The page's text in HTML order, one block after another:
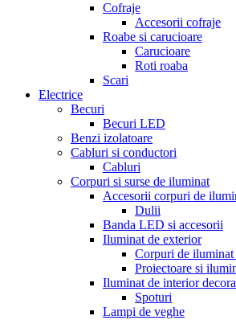
Cofraje
Accesorii cofraje
Roabe si carucioare
Carucioare
Roti roaba
Scari
Electrice
Becuri
Becuri LED
Benzi izolatoare
Cabluri si conductori
Cabluri
Corpuri si surse de iluminat
Accesorii corpuri de
Dulii
Banda LED si accesorii
Iluminat de exterior
Corpuri de iluminat
Proiectoare si
Iluminat de interior
Spoturi
Lampi de veghe